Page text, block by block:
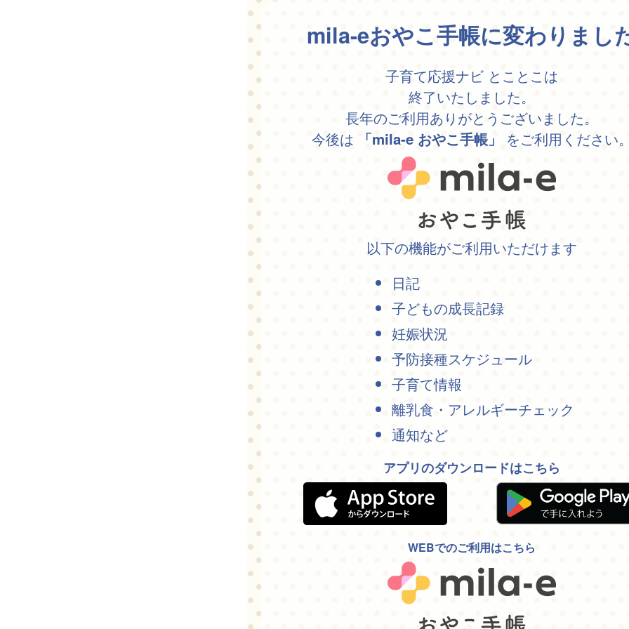
mila-eおやこ手帳に変わりまし
子育て応援ナビ とことこは
終了いたしました。
長年のご利用ありがとうございました。
今後は
「mila-e おやこ手帳」 をご利用ください
以下の機能がご利用いただけます
日記
子どもの成長記録
妊娠状況
予防接種スケジュール
子育て情報
離乳食・アレルギーチェック
通知など
アプリのダウンロードはこちら
WEBでのご利用はこちら